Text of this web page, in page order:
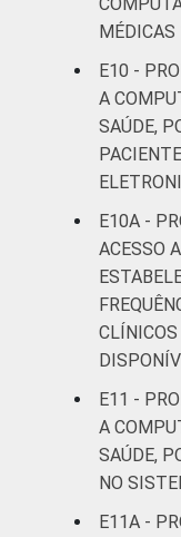
MÉDICAS
E10 -
A
SAÚDE,
E10A -
ACESSO
E11 -
A
SAÚDE,
NO
E11A -